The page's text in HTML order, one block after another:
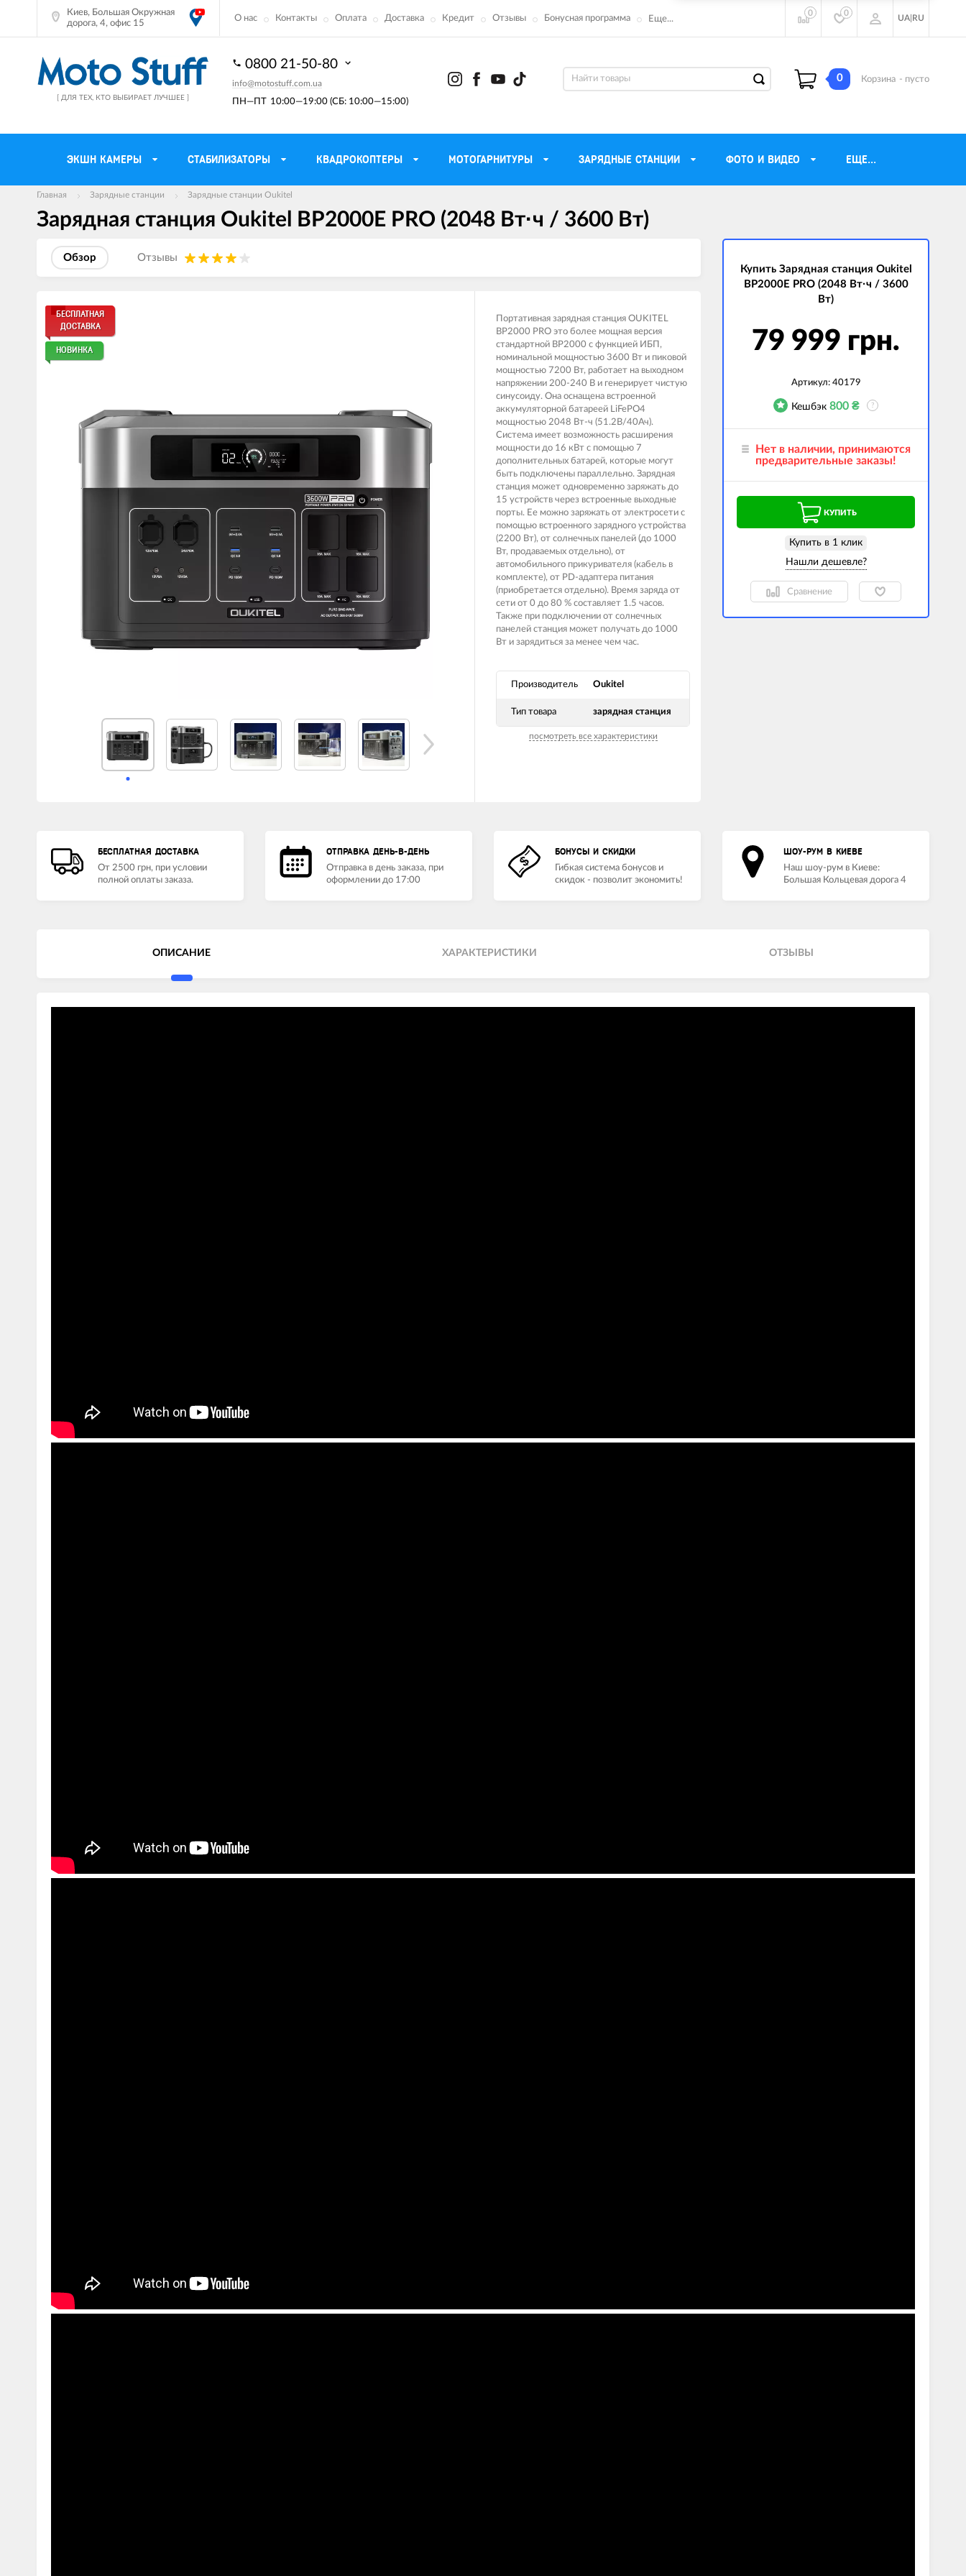
Киев, Большая Окружная
дорога, 4, офис 15
О нас Контакты Оплата Доставка Кредит Отзывы Бонусная программа Еще...
0 0
UA RU
[ ДЛЯ ТЕХ, КТО ВЫБИРАЕТ ЛУЧШЕЕ ] ПН—ПТ 10:00—19:00 (СБ: 10:00—15:00)
0800 21-50-80
info@motostuff.com.ua 0 Корзина - пусто
ЭКШН КАМЕРЫ СТАБИЛИЗАТОРЫ КВАДРОКОПТЕРЫ МОТОГАРНИТУРЫ ЗАРЯДНЫЕ СТАНЦИИ ФОТО И ВИДЕО ЕЩЕ...
Мотошлемы
Мотокуртки
Мотоботы
Мотокостюмы
Термобелье, подшлемники,
Функциональная одежда
Держатели телефона
Моторучки (грипсы)
Грузики руля
Мото сумки Wolfman для
Тубус для инструментов
Моторные масла для
мотоцикла
Пропитки воздушного фильтра
Охлаждающая жидкость
Тактические наушники
Веб-камеры
Носимые гаджеты
Рюкзаки и сумки
Электротранспорт
Умный дом
Бытовая техника
PowerBank (Внешние
аккумуляторы)
Туристические GPS-
навигаторы
Радиоуправляемые модели
Инверторные генераторы
Трехфазные генераторы
Источники бесперебойного питания
Авто GPS навигаторы
Видеорегистраторы
LED лампы головного света
Диктофоны и рекордеры
Акустика
Наушники
Главная Зарядные станции Зарядные станции Oukitel
Зарядная станция Oukitel BP2000E PRO (2048 Вт·ч / 3600 Вт)
Обзор Отзывы
товаров
БЕСПЛАТНАЯ
ДОСТАВКА
НОВИНКА
Портативная зарядная станция OUKITEL
BP2000 PRO это более мощная версия
стандартной BP2000 с функцией ИБП,
номинальной мощностью 3600 Вт и пиковой
мощностью 7200 Вт, работает на выходном
напряжении 200-240 В и генерирует чистую
синусоиду. Она оснащена встроенной
аккумуляторной батареей LiFePO4
мощностью 2048 Вт-ч (51.2В/40Ач).
Система имеет возможность расширения
мощности до 16 кВт с помощью 7
дополнительных батарей, которые могут
быть подключены параллельно. Зарядная
станция может одновременно заряжать до
15 устройств через встроенные выходные
порты. Ее можно заряжать от электросети с
помощью встроенного зарядного устройства
(2200 Вт), от солнечных панелей (до 1000
Вт, продаваемых отдельно), от
автомобильного прикуривателя (кабель в
комплекте), от PD-адаптера питания
(приобретается отдельно). Время заряда от
сети от 0 до 80 % составляет 1.5 часов.
Также при подключении от солнечных
панелей станция может получать до 1000
Вт и зарядиться за менее чем час.
Производитель Oukitel
Тип товара зарядная станция
посмотреть все характеристики
Купить Зарядная станция Oukitel
BP2000E PRO (2048 Вт·ч / 3600
Вт)
79 999 грн.
Артикул: 40179
Кешбэк 800 ₴ ?
Нет в наличии, принимаются
предварительные заказы!
КУПИТЬ
Купить в 1 клик
Сравнение
БЕСПЛАТНАЯ ДОСТАВКА
От 2500 грн, при условии
полной оплаты заказа.
ОТПРАВКА ДЕНЬ-В-ДЕНЬ
Отправка в день заказа, при
оформлении до 17:00
БОНУСЫ И СКИДКИ
Гибкая система бонусов и
скидок - позволит экономить!
ШОУ-РУМ В КИЕВЕ
Наш шоу-рум в Киеве:
Большая Кольцевая дорога 4
ОПИСАНИЕ ХАРАКТЕРИСТИКИ ОТЗЫВЫ